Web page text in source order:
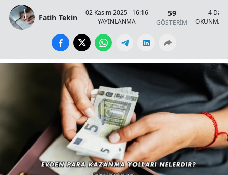
Fatih Tekin
02 Kasım 2025 - 16:16
YAYINLANMA
59
GÖSTERİM
4
OKUNMA